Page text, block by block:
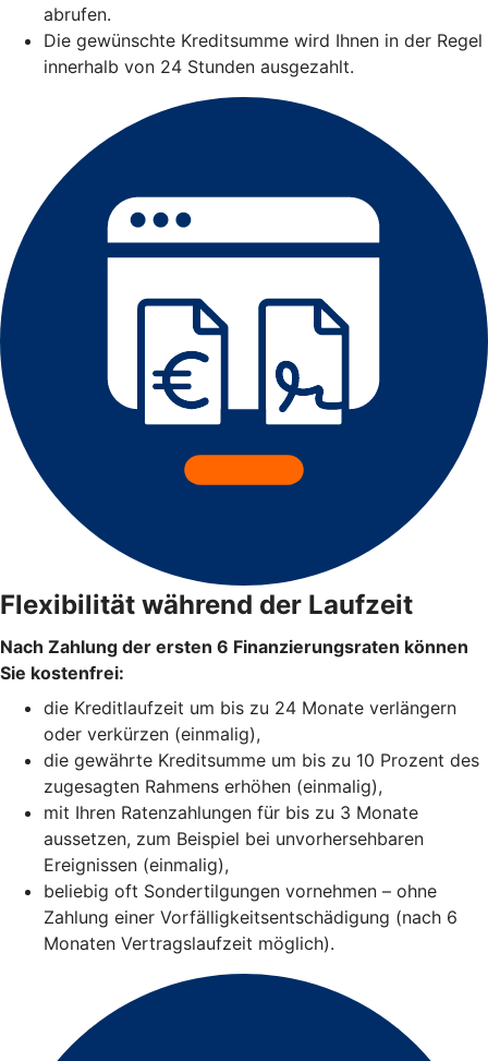
abrufen.
Die gewünschte Kreditsumme wird Ihnen in der Regel
innerhalb von 24 Stunden ausgezahlt.
Flexibilität während der Laufzeit
Nach Zahlung der ersten 6 Finanzierungsraten können
Sie kostenfrei:
die Kreditlaufzeit um bis zu 24 Monate verlängern
oder verkürzen (einmalig),
die gewährte Kreditsumme um bis zu 10 Prozent des
zugesagten Rahmens erhöhen (einmalig),
mit Ihren Ratenzahlungen für bis zu 3 Monate
aussetzen, zum Beispiel bei unvorhersehbaren
Ereignissen (einmalig),
beliebig oft Sondertilgungen vornehmen – ohne
Zahlung einer Vorfälligkeitsentschädigung (nach 6
Monaten Vertragslaufzeit möglich).